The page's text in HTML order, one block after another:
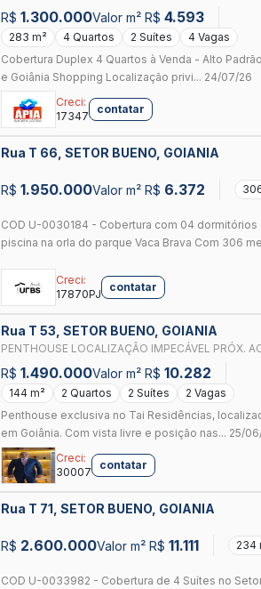
R$ 1.300.000Valor m² R$ 4.593
283 m² 4 Quartos 2 Suítes
4 Vagas
Cobertura Duplex 4 Quartos à Venda - Alto
e Goiânia Shopping Localização privi... 24/07/26
Creci:
17347
contatar
Rua T 66, SETOR BUENO, GOIANIA
R$ 1.950.000Valor m² R$ 6.372
COD U-0030184 - Cobertura com 04
piscina na orla do parque Vaca Brava Com 306
Creci:
17870PJ
contatar
Rua T 53, SETOR BUENO, GOIANIA
PENTHOUSE LOCALIZAÇÃO IMPECÁVEL PRÓX.
SHOPPING E A PRAÇA DA T - 23
R$ 1.490.000Valor m² R$ 10.282
144 m² 2 Quartos 2 Suítes
2 Vagas
Penthouse exclusiva no Tai Residências,
em Goiânia. Com vista livre e posição nas... 25/
Creci:
30007
contatar
Rua T 71, SETOR BUENO, GOIANIA
R$ 2.600.000Valor m² R$ 11.111 234
COD U-0033982 - Cobertura de 4 Suítes no